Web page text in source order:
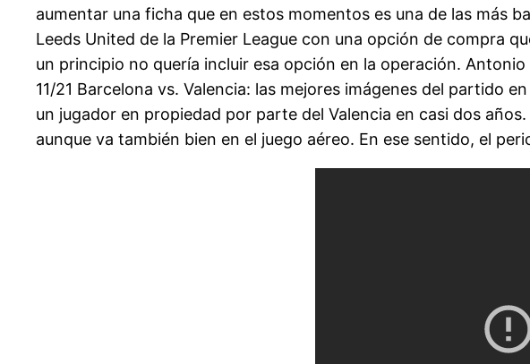
aumentar una ficha que en estos momentos es una de las más
Leeds United de la Premier League con una opción de compra
un principio no quería incluir esa opción en la operación.
11/21 Barcelona vs. Valencia: las mejores imágenes del partido
un jugador en propiedad por parte del Valencia en casi dos
aunque va también bien en el juego aéreo. En ese sentido, el